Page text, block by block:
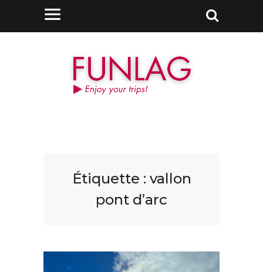
Étiquette : vallon
pont d’arc